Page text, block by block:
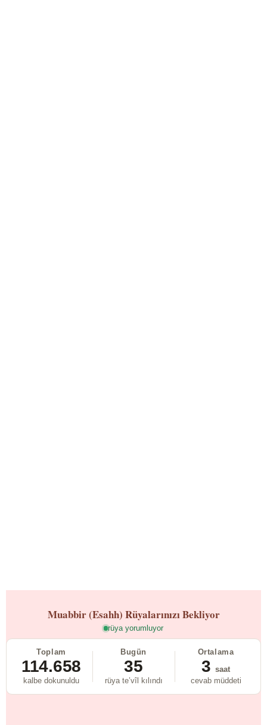
Muabbir (Esahh) Rüyalarınızı Bekliyor
rüya yorumluyor
Toplam
114.658
kalbe dokunuldu
Bugün
35
rüya te’vîl kılındı
Ortalama
3 saat
cevab müddeti